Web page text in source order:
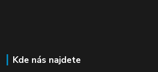
Kde nás najdete